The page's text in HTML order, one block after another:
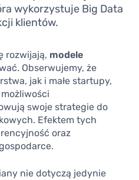
wykorzystuje Big Data
klientów.
rozwijają, modele
Obserwujemy, że
jak i małe startupy,
swoje strategie do
Efektem tych
oraz
nie dotyczą jedynie